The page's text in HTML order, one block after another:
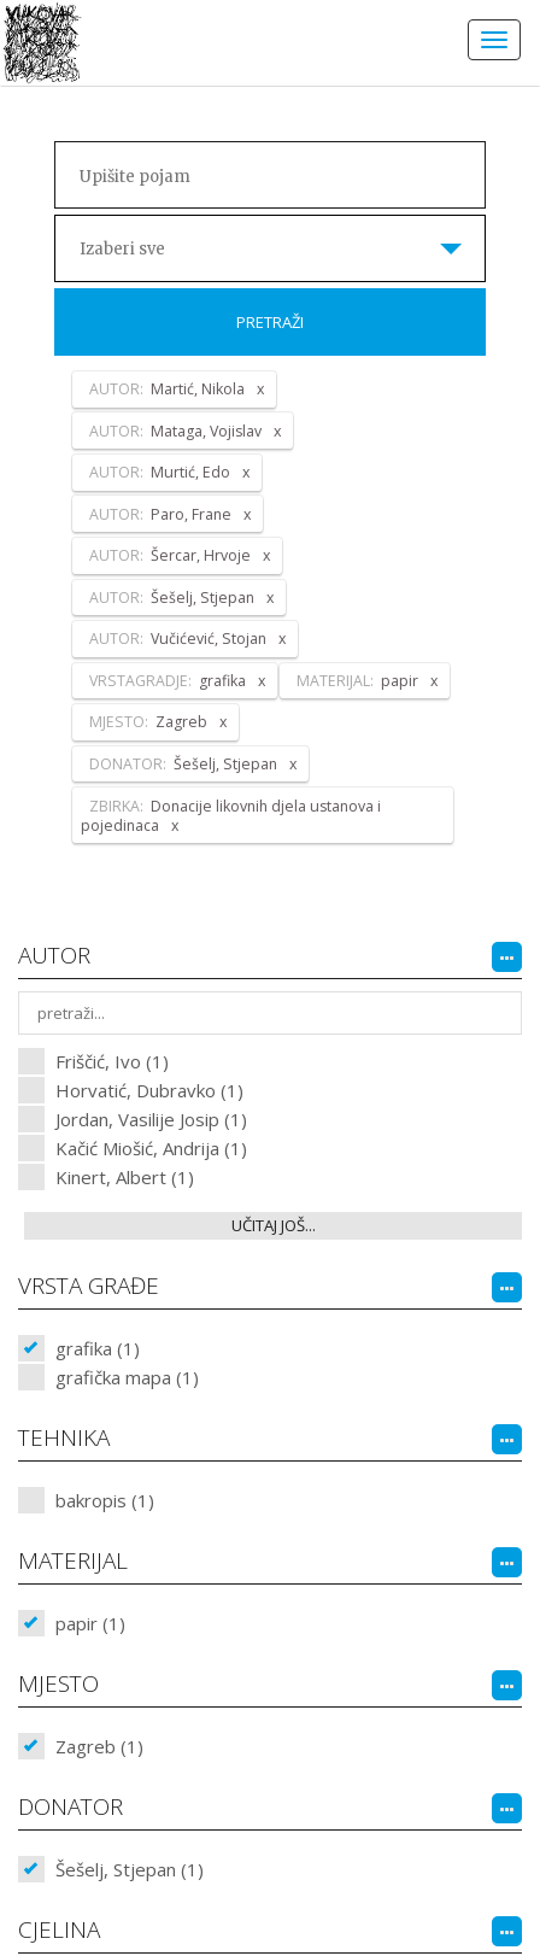
Izaberi sve
PRETRAŽI
AUTOR: Martić, Nikola
AUTOR: Mataga, Vojislav
AUTOR: Murtić, Edo
AUTOR: Paro, Frane
AUTOR: Šercar, Hrvoje
AUTOR: Šešelj, Stjepan
AUTOR: Vučićević, Stojan
VRSTAGRADJE: grafika MATERIJAL: papir
MJESTO: Zagreb
DONATOR: Šešelj, Stjepan
ZBIRKA: Donacije likovnih djela ustanova i
pojedinaca
AUTOR
Friščić, Ivo (1)
Horvatić, Dubravko (1)
Jordan, Vasilije Josip (1)
Kačić Miošić, Andrija (1)
Kinert, Albert (1)
UČITAJ JOŠ...
VRSTA GRAĐE
grafika (1)
grafička mapa (1)
TEHNIKA
bakropis (1)
MATERIJAL
papir (1)
MJESTO
Zagreb (1)
DONATOR
Šešelj, Stjepan (1)
CJELINA